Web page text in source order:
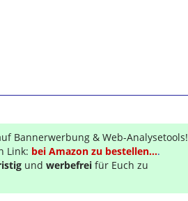
Bannerwerbung & Web-Analysetools!
Link: bei Amazon zu bestellen....
und werbefrei für Euch zu